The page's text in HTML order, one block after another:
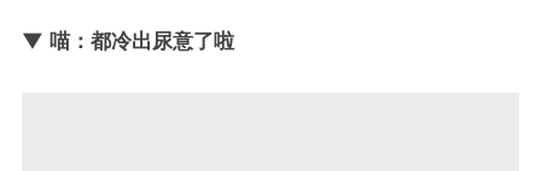
▼ 喵：都冷出尿意了啦